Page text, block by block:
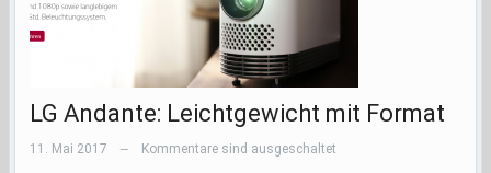
LG Andante: Leichtgewicht mit Format
11. Mai 2017 — Kommentare sind ausgeschaltet